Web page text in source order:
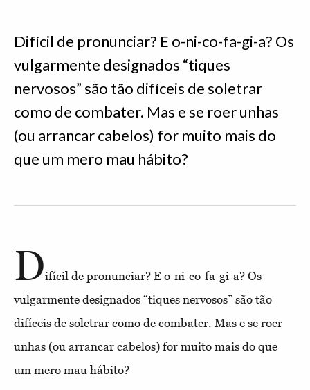
Difícil de pronunciar? E o-ni-co-fa-gi-a? Os
vulgarmente designados “tiques
nervosos” são tão difíceis de soletrar
como de combater. Mas e se roer unhas
(ou arrancar cabelos) for muito mais do
que um mero mau hábito?
Difícil de pronunciar? E o-ni-co-fa-gi-a? Os
vulgarmente designados “tiques nervosos” são tão
difíceis de soletrar como de combater. Mas e se roer
unhas (ou arrancar cabelos) for muito mais do que
um mero mau hábito?